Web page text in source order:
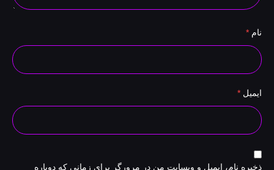
*
نام، ایمیل و وبسایت من در مرورگر برای زمانی که دوباره